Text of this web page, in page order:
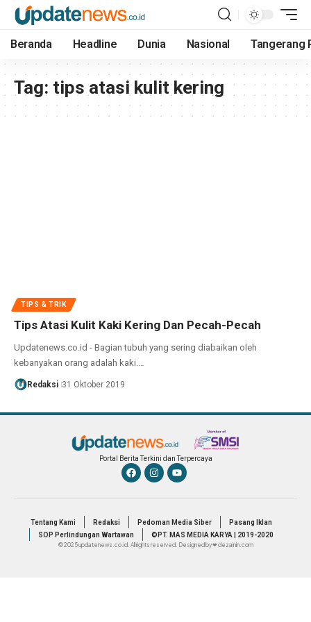
Beranda Headline Dunia Nasional Tangerang
Tag: tips atasi kulit kering
TIPS & TRIK
Tips Atasi Kulit Kaki Kering Dan Pecah-Pecah
Updatenews.co.id - Bagian tubuh yang sering diabaikan oleh
kebanyakan orang adalah kaki.…
Redaksi 31 Oktober 2019
Portal Berita Terkini dan Terpercaya
Tentang Kami Redaksi Pedoman Media Siber
Pasang Iklan
SOP Perlindungan Wartawan
©PT. MAS MEDIA KARYA | 2019-2020
© 2025 updatenews.co.id. All rights reserved. Designed by ❤ dezainin.com